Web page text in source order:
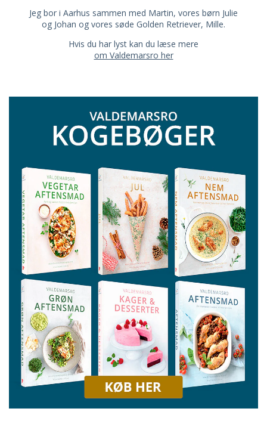
Jeg bor i Aarhus sammen med Martin, vores børn Julie
og Johan og vores søde Golden Retriever, Mille.
Hvis du har lyst kan du læse mere
om Valdemarsro her